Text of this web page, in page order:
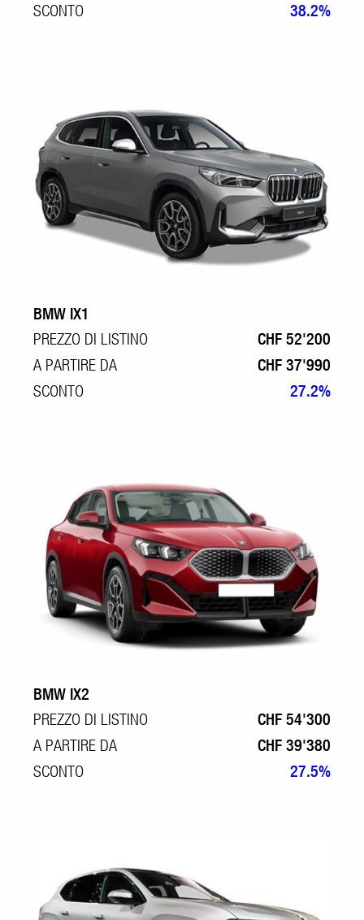
SCONTO
38.2%
BMW IX1
PREZZO DI LISTINO
CHF 52'200
A PARTIRE DA
CHF 37'990
SCONTO
27.2%
BMW IX2
PREZZO DI LISTINO
CHF 54'300
A PARTIRE DA
CHF 39'380
SCONTO
27.5%